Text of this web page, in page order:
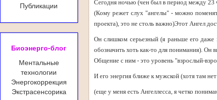
Публикации
Биоэнерго-блог
Ментальные
технологии
Энергокоррекция
Экстрасенсорика
Сегодня ночью (чен был в период между 23
(Кому режет слух "ангелы" - можно
проекта), это не столь важно)Этот Ангел
Он слишком серьезный (я раньше его даже
обозначить хоть как-то для понимания). Он
Общение с ним - это уровень "взрослый-
И его энергия ближе к мужской (хотя там
(еще у меня есть Ангеллесса, я четко